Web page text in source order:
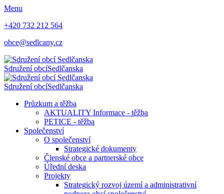
Menu
+420 732 212 564
obce@sedlcany.cz
Sdružení obcíSedlčanska
Sdružení obcíSedlčanska
Průzkum a těžba
AKTUALITY Informace - těžba
PETICE - těžba
Společenství
O společenství
Strategické dokumenty
Členské obce a partnerské obce
Úřední deska
Projekty
Strategický rozvoj území a administrativní